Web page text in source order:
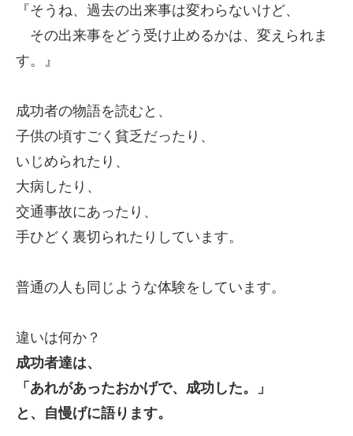
『そうね、過去の出来事は変わらないけど、
その出来事をどう受け止めるかは、変えられま
す。』
成功者の物語を読むと、
子供の頃すごく貧乏だったり、
いじめられたり、
大病したり、
交通事故にあったり、
手ひどく裏切られたりしています。
普通の人も同じような体験をしています。
違いは何か？
成功者達は、
「あれがあったおかげで、成功した。」
と、自慢げに語ります。